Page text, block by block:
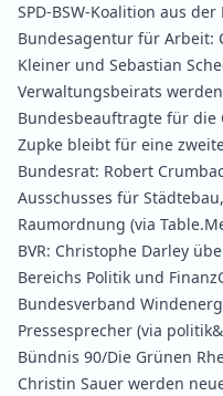
SPD‑BSW‑Koalition aus
Bundesagentur für Arbeit:
Kleiner und Sebastian
Verwaltungsbeirats werden
Bundesbeauftragte für die
Zupke bleibt für eine
Bundesrat: Robert
Ausschusses für
Raumordnung (via
BVR: Christophe Darley
Bereichs Politik und
Bundesverband
Pressesprecher (via
Bündnis 90/Die Grünen
Christin Sauer werden